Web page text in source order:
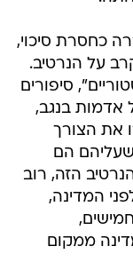
כחסרת סיכוי,
על הנרטיב.
סיפורים
בנגב,
את הצורך
שעליהם הם
הזה, רוב
המדינה,
ממקום